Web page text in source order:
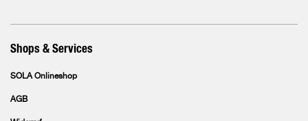
Shops & Services
SOLA Onlineshop
AGB